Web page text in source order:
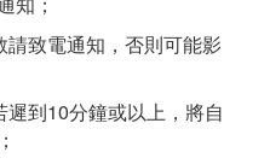
致電通知，否則可能影
到10分鐘或以上，將自